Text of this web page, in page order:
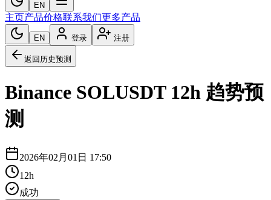
EN
主页产品价格联系我们更多产品
EN 登录 注册
返回历史预测
Binance SOLUSDT 12h 趋势预
测
2026年02月01日 17:50
12h
成功